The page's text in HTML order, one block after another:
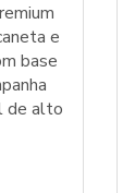
e
base
de alto